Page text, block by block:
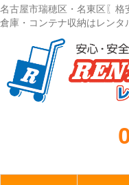
名古屋市瑞穂区・名東区〖
倉庫・コンテナ収納はレンタ